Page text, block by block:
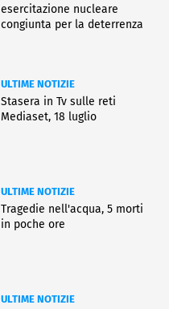
esercitazione nucleare
congiunta per la deterrenza
ULTIME NOTIZIE
Stasera in Tv sulle reti
Mediaset, 18 luglio
ULTIME NOTIZIE
Tragedie nell'acqua, 5 morti
in poche ore
ULTIME NOTIZIE